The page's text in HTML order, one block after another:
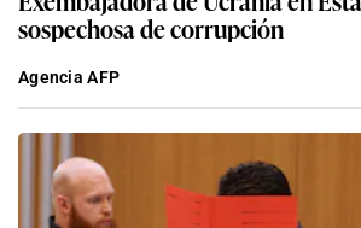
sospechosa de corrupción
Agencia AFP